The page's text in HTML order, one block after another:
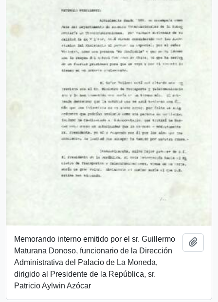
Memorando interno emitido por el sr. Guillermo
Maturana Donoso, funcionario de la Dirección
Administrativa del Palacio de La Moneda,
dirigido al Presidente de la República, sr.
Patricio Aylwin Azócar